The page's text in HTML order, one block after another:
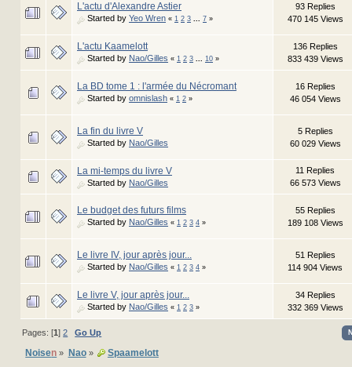
L'actu d'Alexandre Astier
Started by Yeo Wren « 1 2 3 ... 7 »
93 Replies
470 145 Views
L'actu Kaamelott
Started by Nao/Gilles « 1 2 3 ... 10 »
136 Replies
833 439 Views
La BD tome 1 : l'armée du Nécromant
Started by omnislash « 1 2 »
16 Replies
46 054 Views
La fin du livre V
Started by Nao/Gilles
5 Replies
60 029 Views
La mi-temps du livre V
Started by Nao/Gilles
11 Replies
66 573 Views
Le budget des futurs films
Started by Nao/Gilles « 1 2 3 4 »
55 Replies
189 108 Views
Le livre IV, jour après jour...
Started by Nao/Gilles « 1 2 3 4 »
51 Replies
114 904 Views
Le livre V, jour après jour...
Started by Nao/Gilles « 1 2 3 »
34 Replies
332 369 Views
Pages: [1]2 Go Up
Noisen » Nao» Spaamelott